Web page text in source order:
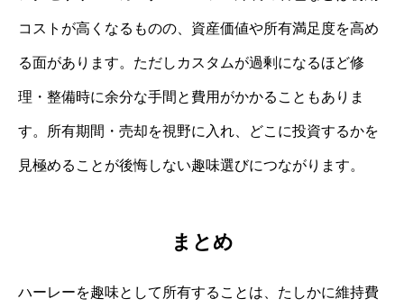
コストが高くなるものの、資産価値や所有満足度を高め
る面があります。ただしカスタムが過剰になるほど修
理・整備時に余分な手間と費用がかかることもありま
す。所有期間・売却を視野に入れ、どこに投資するかを
見極めることが後悔しない趣味選びにつながります。
まとめ
ハーレーを趣味として所有することは、たしかに維持費